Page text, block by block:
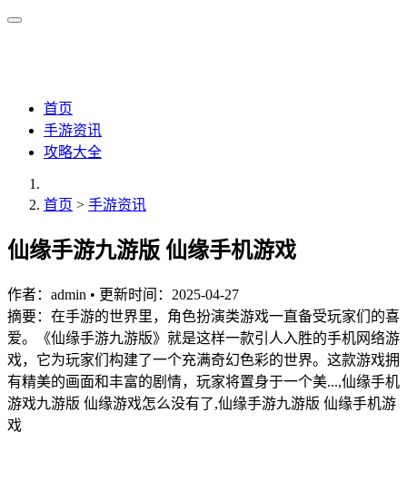
首页
手游资讯
攻略大全
首页 > 手游资讯
仙缘手游九游版 仙缘手机游戏
作者： admin • 更新时间：2025-04-27
摘要：在手游的世界里，角色扮演类游戏一直备受玩家们的喜
爱。《仙缘手游九游版》就是这样一款引人入胜的手机网络游
戏，它为玩家们构建了一个充满奇幻色彩的世界。这款游戏拥
有精美的画面和丰富的剧情，玩家将置身于一个美...,仙缘手机
游戏九游版 仙缘游戏怎么没有了,仙缘手游九游版 仙缘手机游
戏